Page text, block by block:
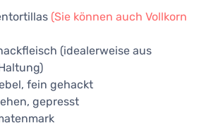
(Sie können auch Vollkorn
(idealerweise aus
fein gehackt
gepresst